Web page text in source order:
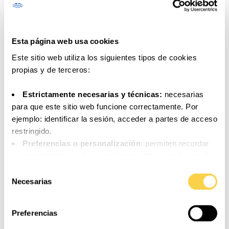
Esta página web usa cookies
Este sitio web utiliza los siguientes tipos de cookies
propias y de terceros:
Estrictamente necesarias y técnicas: necesarias
para que este sitio web funcione correctamente. Por
ejemplo: identificar la sesión, acceder a partes de acceso
restringido.
Preferencias o personalización: permiten recordar
Análisis o medición
: para medir la actividad, usos y
disponibles con el fin de introducir mejoras o nuevos
servicios.
Necesarias
Preferencias
1 cebolla fresca
1 huevo duro
Alcaparras
COCINA CON RITMO